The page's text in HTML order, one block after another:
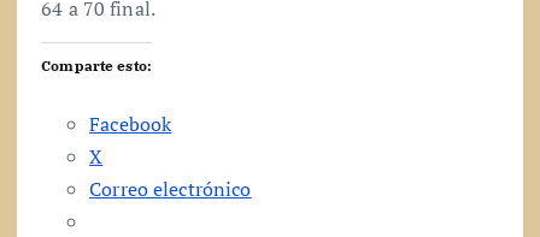
64 a 70 final.
Comparte esto:
Facebook
X
Correo electrónico